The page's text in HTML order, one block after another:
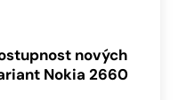
nových
Nokia 2660